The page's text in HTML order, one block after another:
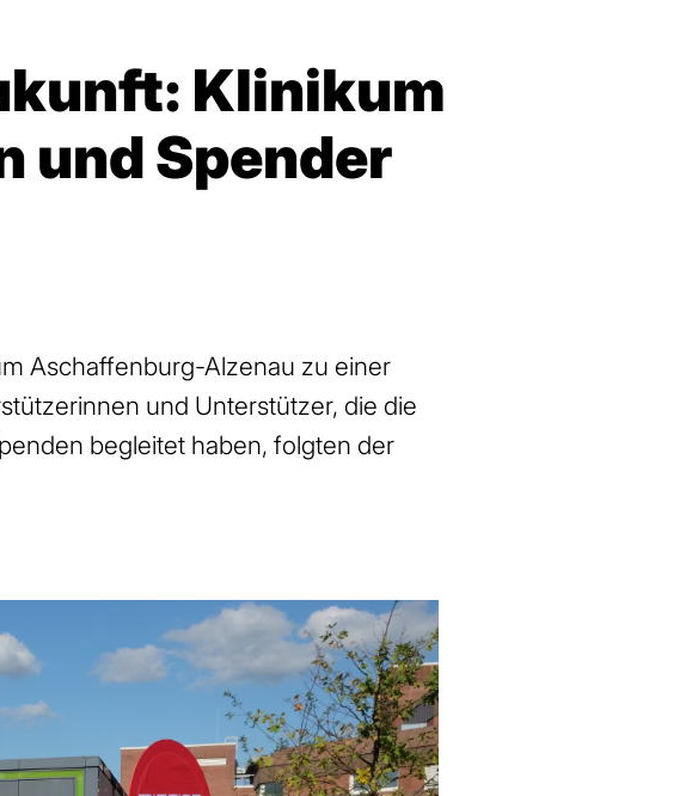
Klinikum
und Spender
Aschaffenburg-Alzenau zu einer
und Unterstützer, die die
begleitet haben, folgten der